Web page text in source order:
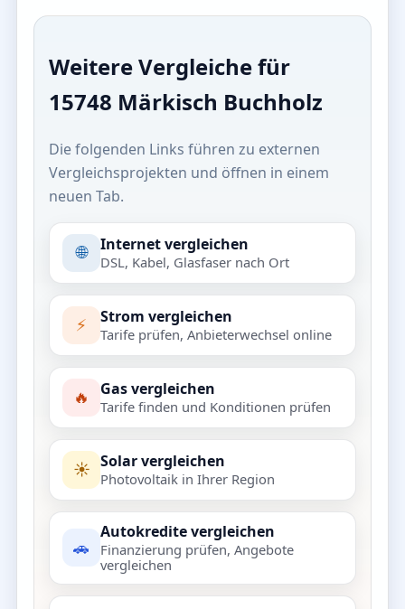
Weitere Vergleiche für
15748 Märkisch Buchholz
Die folgenden Links führen zu externen
Vergleichsprojekten und öffnen in einem
neuen Tab.
🌐 Internet vergleichen
DSL, Kabel, Glasfaser nach Ort
⚡ Strom vergleichen
Tarife prüfen, Anbieterwechsel online
🔥 Gas vergleichen
Tarife finden und Konditionen prüfen
☀️ Solar vergleichen
Photovoltaik in Ihrer Region
🚗
Autokredite vergleichen
Finanzierung prüfen, Angebote
vergleichen